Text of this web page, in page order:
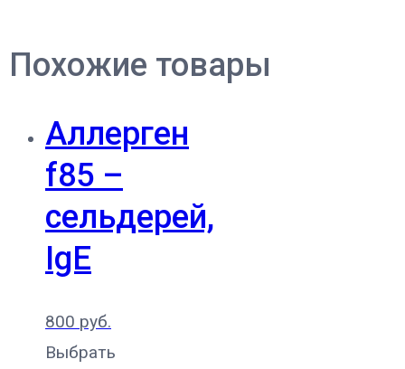
Похожие товары
Аллерген
f85 –
сельдерей,
IgE
800 руб.
Выбрать